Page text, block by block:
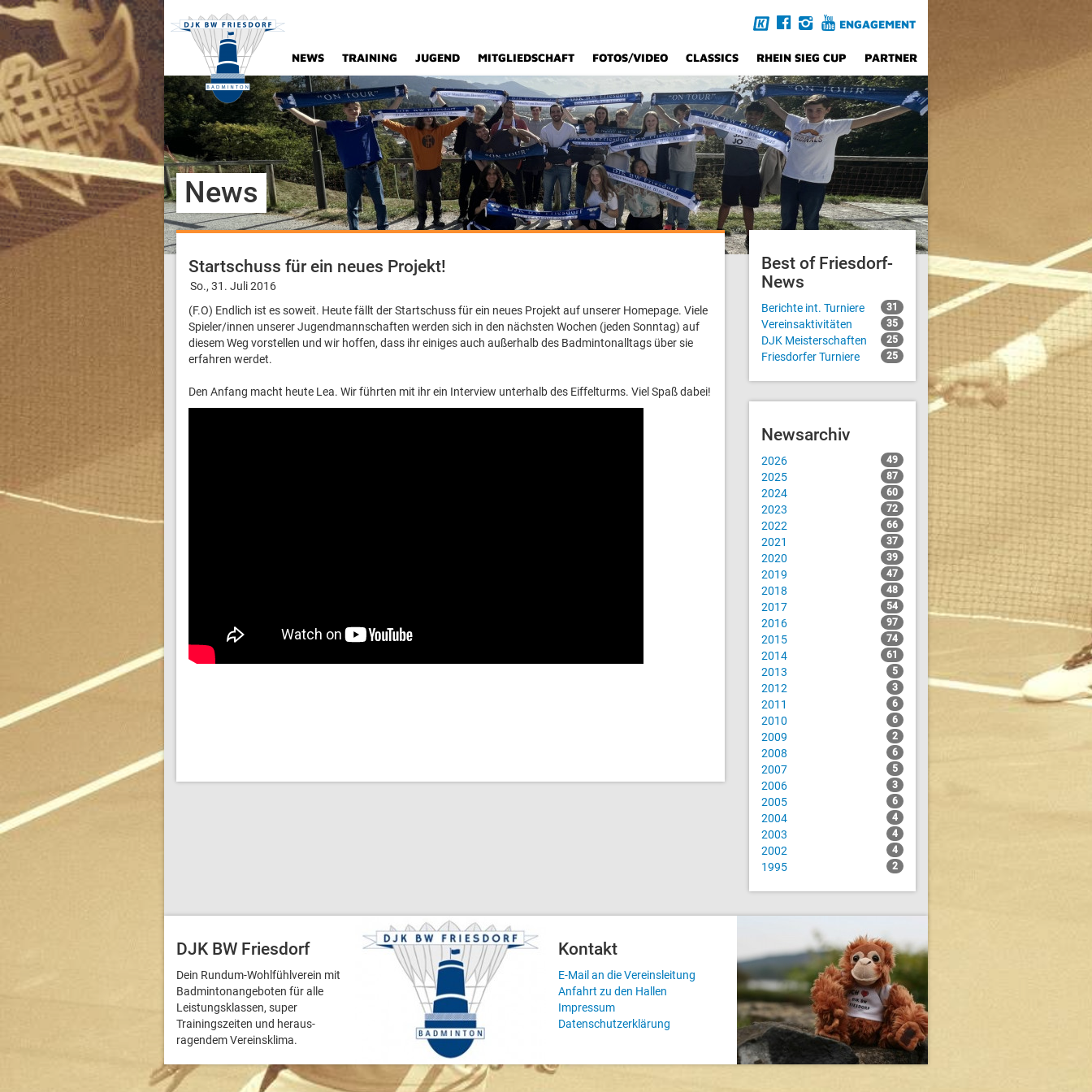
ENGAGEMENT
NEWS TRAINING JUGEND MITGLIEDSCHAFT FOTOS/VIDEO CLASSICS RHEIN SIEG CUP PARTNER
News
Startschuss für ein neues Projekt!
So., 31. Juli 2016
(F.O) Endlich ist es soweit. Heute fällt der Startschuss für ein neues Projekt auf unserer Homepage. Viele
Spieler/innen unserer Jugendmannschaften werden sich in den nächsten Wochen (jeden Sonntag) auf
diesem Weg vorstellen und wir hoffen, dass ihr einiges auch außerhalb des Badmintonalltags über sie
erfahren werdet.
Den Anfang macht heute Lea. Wir führten mit ihr ein Interview unterhalb des Eiffelturms. Viel Spaß dabei!
Best of Friesdorf-
News
Berichte int. Turniere 31
Vereinsaktivitäten 35
DJK Meisterschaften 25
Friesdorfer Turniere 25
Newsarchiv
2026 49
2025 87
2024 60
2023 72
2022 66
2021 37
2020 39
2019 47
2018 48
2017 54
2016 97
2015 74
2014 61
2013 5
2012 3
2011 6
2010 6
2009 2
2008 6
2007 5
2006 3
2005 6
2004 4
2003 4
2002 4
1995 2
DJK BW Friesdorf
Dein Rundum-Wohlfühlverein mit
Badmintonangeboten für alle
Leistungsklassen, super
Trainingszeiten und heraus­
ragendem Vereinsklima.
Kontakt
E-Mail an die Vereinsleitung
Anfahrt zu den Hallen
Impressum
Datenschutzerklärung